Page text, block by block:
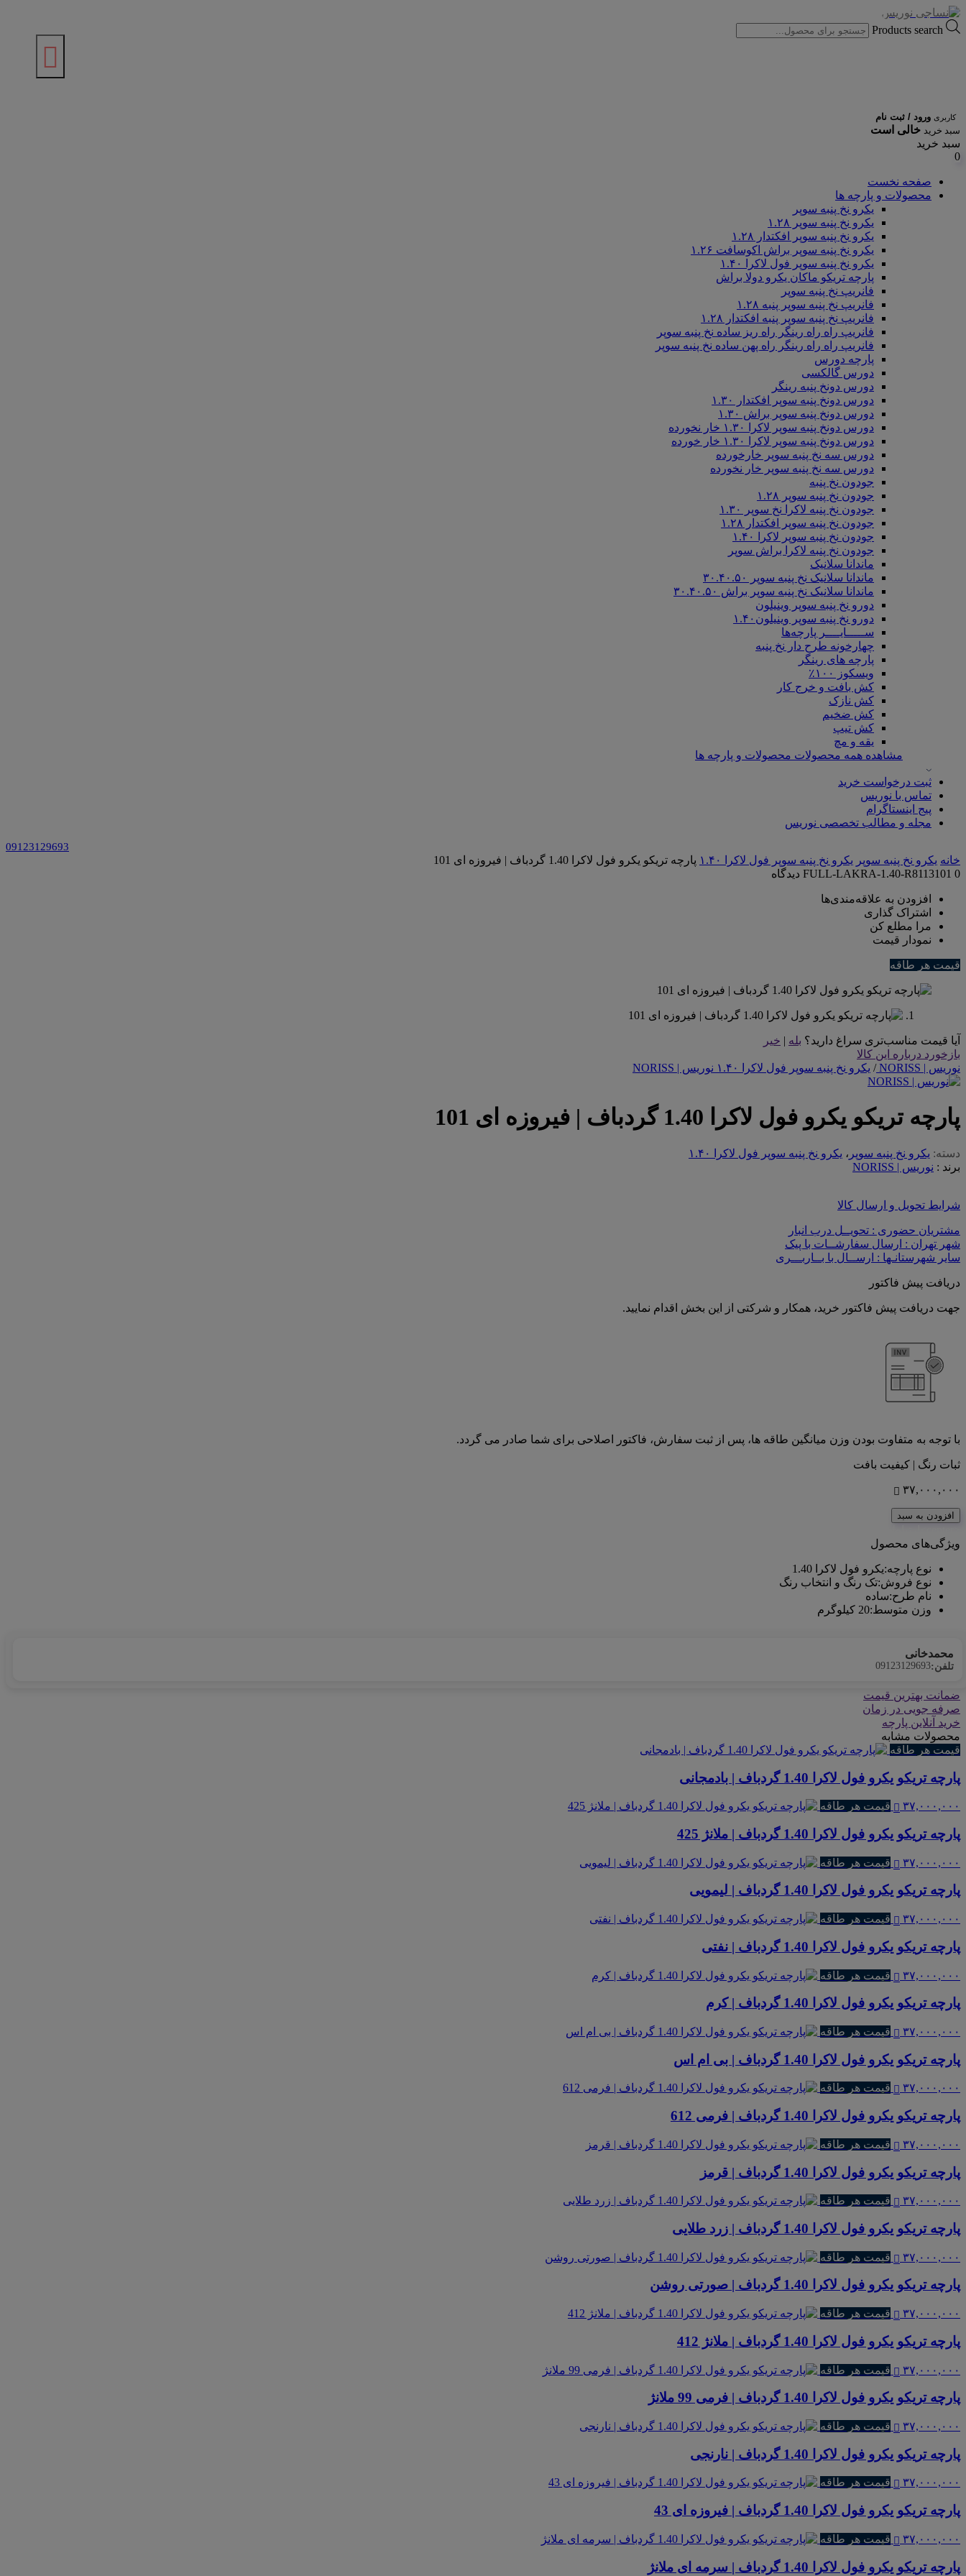
Products search
کاربری ورود / ثبت نام
سبد خرید خالی است
سبد خرید
0
صفحه نخست
محصولات و پارچه ها
یکرو نخ پنبه سوپر
یکرو نخ پنبه سوپر ۱.۲۸
یکرو نخ پنبه سوپر افکتدار ۱.۲۸
یکرو نخ پنبه سوپر براش اکوسافت ۱.۲۶
یکرو نخ پنبه سوپر فول لاکرا ۱.۴۰
پارچه تریکو ماکان یکرو دولا براش
فانریپ نخ پنبه سوپر
فانریپ نخ پنبه سوپر پنبه ۱.۲۸
فانریپ نخ پنبه سوپر پنبه افکتدار ۱.۲۸
فانریپ راه راه رینگر راه ریز ساده نخ پنبه سوپر
فانریپ راه راه رینگر راه پهن ساده نخ پنبه سوپر
پارچه دورس
دورس گالکسی
دورس دونخ پنبه رینگر
دورس دونخ پنبه سوپر افکتدار ۱.۳۰
دورس دونخ پنبه سوپر براش ۱.۳۰
دورس دونخ پنبه سوپر لاکرا ۱.۳۰ خار نخورده
دورس دونخ پنبه سوپر لاکرا ۱.۳۰ خار خورده
دورس سه نخ پنبه سوپر خارخورده
دورس سه نخ پنبه سوپر خار نخورده
جودون نخ پنبه
جودون نخ پنبه سوپر ۱.۲۸
جودون نخ پنبه لاکرا نخ سوپر ۱.۳۰
جودون نخ پنبه سوپر افکتدار ۱.۲۸
جودون نخ پنبه سوپر لاکرا ۱.۴۰
جودون نخ پنبه لاکرا براش سوپر
ماندانا سلانیک
ماندانا سلانیک نخ پنبه سوپر ۳۰.۴۰.۵۰
ماندانا سلانیک نخ پنبه سوپر براش ۳۰.۴۰.۵۰
دورو نخ پنبه سوپر وینیلون
دورو نخ پنبه سوپر وینیلون۱.۴۰
ســـــایــــر پارچه‌ها
چهارخونه طرح دار نخ پنبه
پارچه های رینگر
ویسکوز ۱۰۰٪
کش بافت و خرج کار
کش نازک
کش ضخیم
کش تیپ
یقه و مچ
مشاهده همه محصولات محصولات و پارچه ها
ثبت درخواست خرید
تماس با نوریس
پیج اینستاگرام
مجله و مطالب تخصصی نوریس
09123129693
خانه یکرو نخ پنبه سوپر یکرو نخ پنبه سوپر فول لاکرا ۱.۴۰
پارچه تریکو یکرو فول لاکرا 1.40 گردباف | فیروزه ای 101
FULL-LAKRA-1.40-R8113101 0 دیدگاه
افزودن به علاقه‌مندی‌ها
اشتراک گذاری
مرا مطلع کن
نمودار قیمت
قیمت هر طاقه
آیا قیمت مناسب‌تری سراغ دارید؟ بله | خیر
بازخورد درباره این کالا
نوریس | NORISS
/ یکرو نخ پنبه سوپر فول لاکرا ۱.۴۰ نوریس | NORISS
پارچه تریکو یکرو فول لاکرا 1.40 گردباف | فیروزه ای 101
دسته: یکرو نخ پنبه سوپر ، یکرو نخ پنبه سوپر فول لاکرا ۱.۴۰
برند : نوریس | NORISS
شرایط تحویل و ارسال کالا
مشتریان حضوری : تحویــل درب انبار
شهر تهران : ارسال سفارشــات با پیک
سایر شهرستانـها : ارســال با بــاربـــری
دریافت پیش فاکتور
جهت دریافت پیش فاکتور خرید، همکار و شرکتی از این بخش اقدام نمایید.
با توجه به متفاوت بودن وزن میانگین طاقه ها، پس از ثبت سفارش، فاکتور اصلاحی برای شما صادر می گردد.
ثبات رنگ | کیفیت بافت
۳۷,۰۰۰,۰۰۰
افزودن به سبد
ویژگی‌های محصول
نوع پارچه:یکرو فول لاکرا 1.40
نوع فروش:تک رنگ و انتخاب رنگ
نام طرح:ساده
وزن متوسط:20 کیلوگرم
محمدخانی
تلفن:09123129693
ضمانت بهترین قیمت
صرفه جویی در زمان
خرید آنلاین پارچه
محصولات مشابه
قیمت هر طاقه
پارچه تریکو یکرو فول لاکرا 1.40 گردباف | بادمجانی
۳۷,۰۰۰,۰۰۰ قیمت هر طاقه
پارچه تریکو یکرو فول لاکرا 1.40 گردباف | ملانژ 425
۳۷,۰۰۰,۰۰۰ قیمت هر طاقه
پارچه تریکو یکرو فول لاکرا 1.40 گردباف | لیمویی
۳۷,۰۰۰,۰۰۰ قیمت هر طاقه
پارچه تریکو یکرو فول لاکرا 1.40 گردباف | نفتی
۳۷,۰۰۰,۰۰۰ قیمت هر طاقه
پارچه تریکو یکرو فول لاکرا 1.40 گردباف | کرم
۳۷,۰۰۰,۰۰۰ قیمت هر طاقه
پارچه تریکو یکرو فول لاکرا 1.40 گردباف | بی ام اس
۳۷,۰۰۰,۰۰۰ قیمت هر طاقه
پارچه تریکو یکرو فول لاکرا 1.40 گردباف | فرمی 612
۳۷,۰۰۰,۰۰۰ قیمت هر طاقه
پارچه تریکو یکرو فول لاکرا 1.40 گردباف | قرمز
۳۷,۰۰۰,۰۰۰ قیمت هر طاقه
پارچه تریکو یکرو فول لاکرا 1.40 گردباف | زرد طلایی
۳۷,۰۰۰,۰۰۰ قیمت هر طاقه
پارچه تریکو یکرو فول لاکرا 1.40 گردباف | صورتی روشن
۳۷,۰۰۰,۰۰۰ قیمت هر طاقه
پارچه تریکو یکرو فول لاکرا 1.40 گردباف | ملانژ 412
۳۷,۰۰۰,۰۰۰ قیمت هر طاقه
پارچه تریکو یکرو فول لاکرا 1.40 گردباف | فرمی 99 ملانژ
۳۷,۰۰۰,۰۰۰ قیمت هر طاقه
پارچه تریکو یکرو فول لاکرا 1.40 گردباف | نارنجی
۳۷,۰۰۰,۰۰۰ قیمت هر طاقه
پارچه تریکو یکرو فول لاکرا 1.40 گردباف | فیروزه ای 43
۳۷,۰۰۰,۰۰۰ قیمت هر طاقه
پارچه تریکو یکرو فول لاکرا 1.40 گردباف | سرمه ای ملانژ